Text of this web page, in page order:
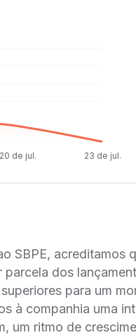
20 de jul. 23 de jul.
SBPE, acreditamos
dos
para um
à companhia uma
um ritmo de